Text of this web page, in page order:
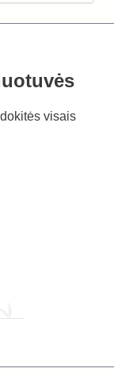
visais